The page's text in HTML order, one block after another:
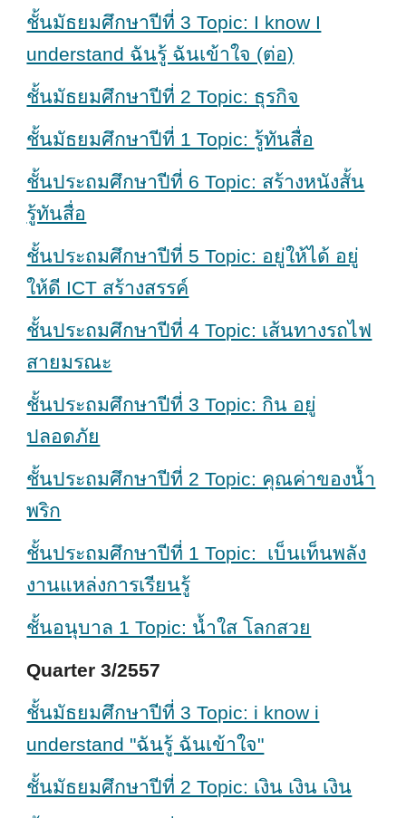
ชั้นมัธยมศึกษาปีที่ 3 Topic: I know I
understand ฉันรู้ ฉันเข้าใจ (ต่อ)
ชั้นมัธยมศึกษาปีที่ 2 Topic: ธุรกิจ
ชั้นมัธยมศึกษาปีที่ 1 Topic: รู้ทันสื่อ
ชั้นประถมศึกษาปีที่ 6 Topic: สร้างหนังสั้น
รู้ทันสื่อ
ชั้นประถมศึกษาปีที่ 5 Topic: อยู่ให้ได้ อยู่
ให้ดี ICT สร้างสรรค์
ชั้นประถมศึกษาปีที่ 4 Topic: เส้นทางรถไฟ
สายมรณะ
ชั้นประถมศึกษาปีที่ 3 Topic: กิน อยู่
ปลอดภัย
ชั้นประถมศึกษาปีที่ 2 Topic: คุณค่าของน้ำ
พริก
ชั้นประถมศึกษาปีที่ 1 Topic: เบ็นเท็นพลัง
งานแหล่งการเรียนรู้
ชั้นอนุบาล 1 Topic: น้ำใส โลกสวย
Quarter 3/2557
ชั้นมัธยมศึกษาปีที่ 3 Topic: i know i
understand "ฉันรู้ ฉันเข้าใจ"
ชั้นมัธยมศึกษาปีที่ 2 Topic: เงิน เงิน เงิน